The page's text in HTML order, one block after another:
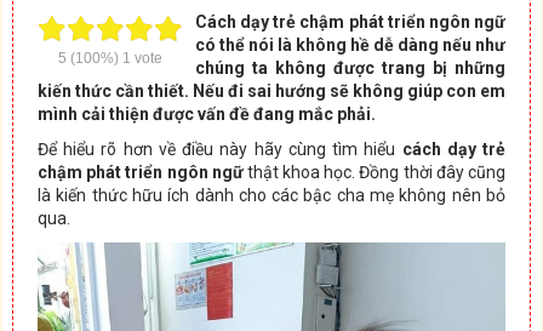
5 (100%) 1 vote
Cách dạy trẻ chậm phát triển ngôn ngữ
có thể nói là không hề dễ dàng nếu như
chúng ta không được trang bị những
kiến thức cần thiết. Nếu đi sai hướng sẽ không giúp con em
mình cải thiện được vấn đề đang mắc phải.
Để hiểu rõ hơn về điều này hãy cùng tìm hiểu cách dạy trẻ
chậm phát triển ngôn ngữthật khoa học. Đồng thời đây cũng
là kiến thức hữu ích dành cho các bậc cha mẹ không nên bỏ
qua.